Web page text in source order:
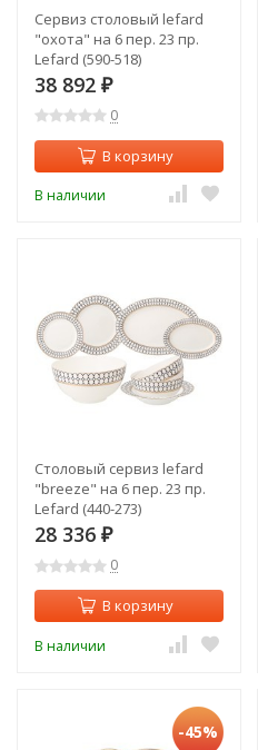
Сервиз столовый lefard
"охота" на 6 пер. 23 пр.
Lefard (590-518)
38 892 ₽
0
В корзину
В наличии
Столовый сервиз lefard
"breeze" на 6 пер. 23 пр.
Lefard (440-273)
28 336 ₽
0
В корзину
В наличии
-45%